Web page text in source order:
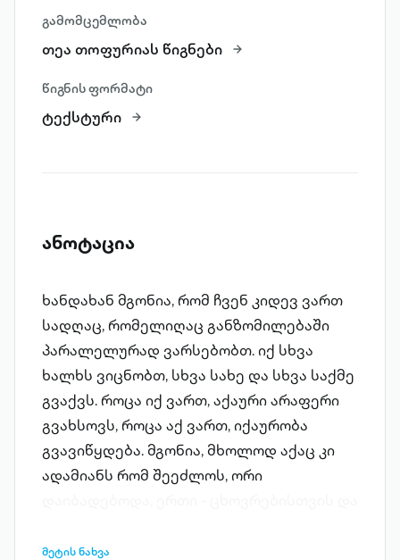
გამომცემლობა
თეა თოფურიას წიგნები
წიგნის ფორმატი
ტექსტური
ანოტაცია
ხანდახან მგონია, რომ ჩვენ კიდევ ვართ
სადღაც, რომელიღაც განზომილებაში
პარალელურად ვარსებობთ. იქ სხვა
ხალხს ვიცნობთ, სხვა სახე და სხვა საქმე
გვაქვს. როცა იქ ვართ, აქაური არაფერი
გვახსოვს, როცა აქ ვართ, იქაურობა
გვავიწყდება. მგონია, მხოლოდ აქაც კი
ადამიანს რომ შეეძლოს, ორი
მეტის ნახვა